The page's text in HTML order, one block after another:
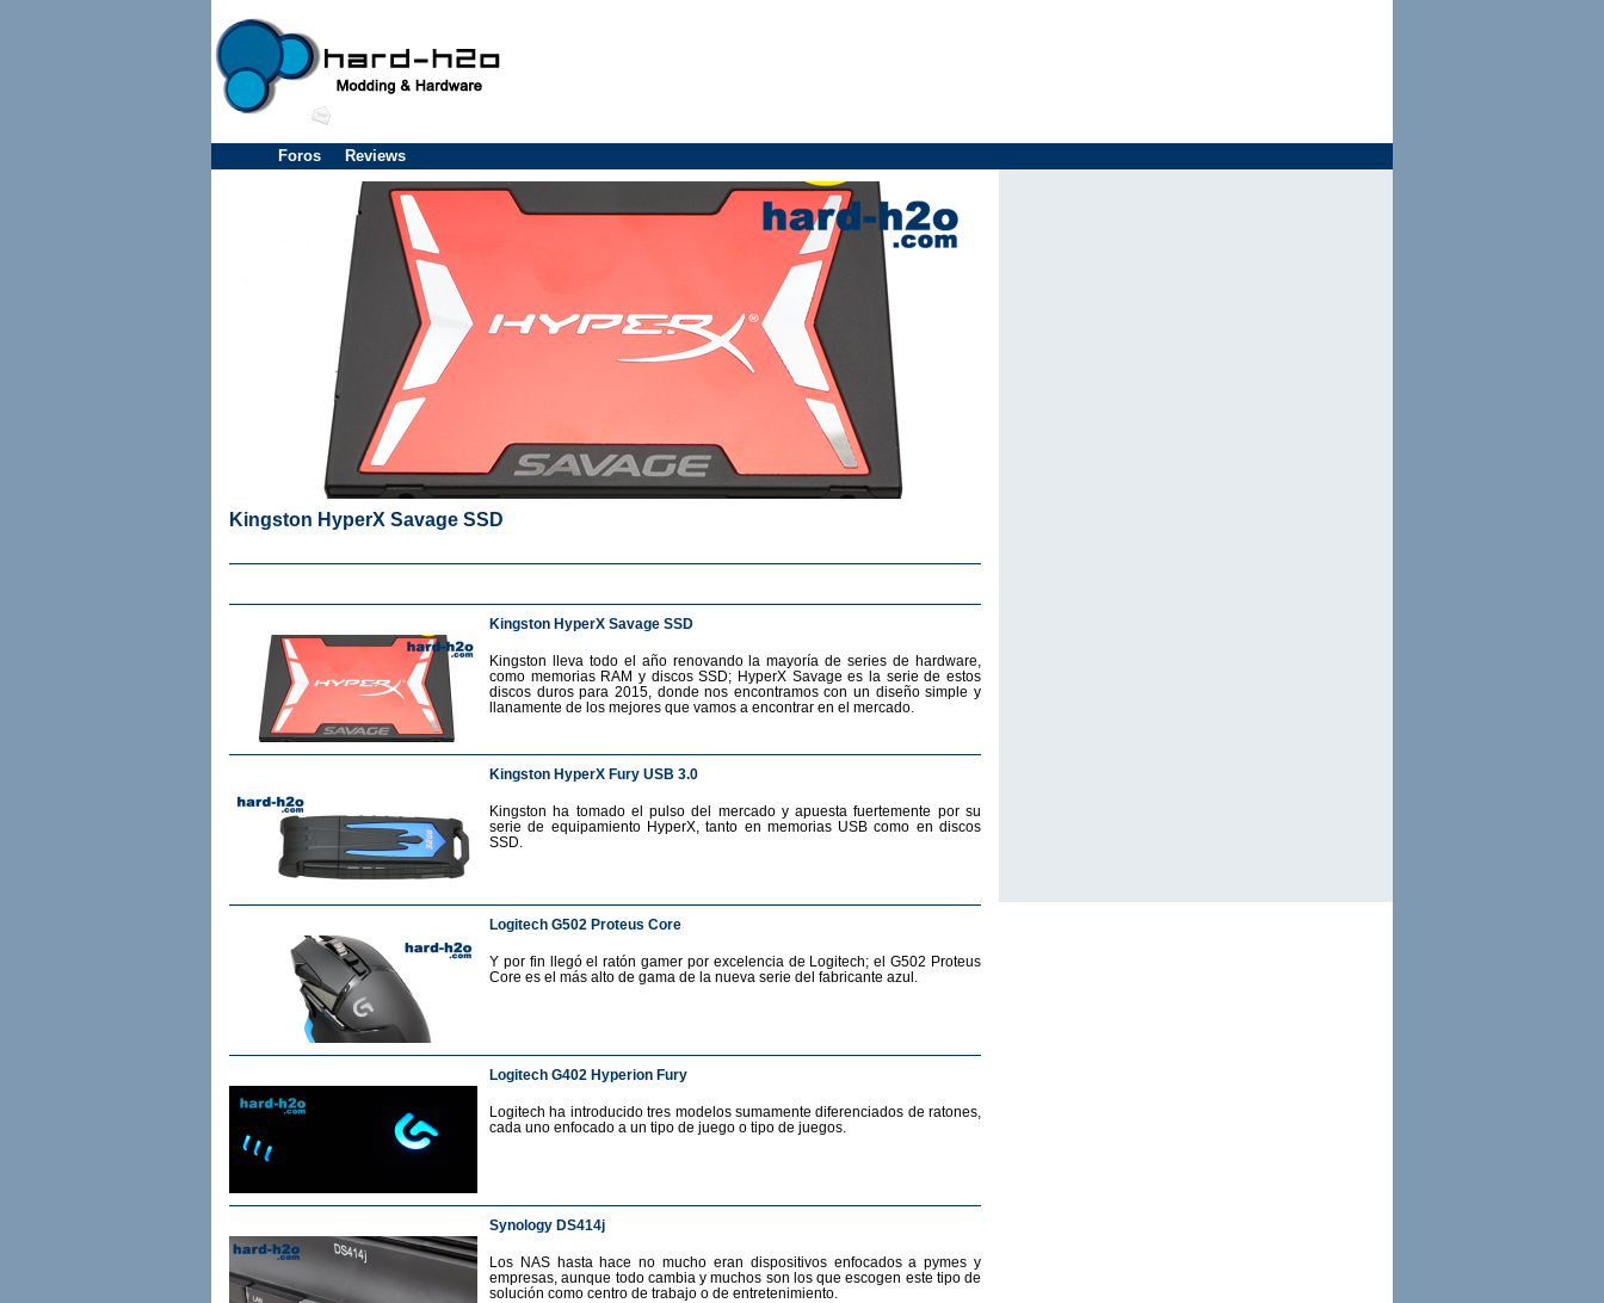
Foros Reviews
Kingston HyperX Savage SSD
Kingston HyperX Savage SSD
Kingston lleva todo el año renovando la mayoría de series de hardware,
como memorias RAM y discos SSD; HyperX Savage es la serie de estos
discos duros para 2015, donde nos encontramos con un diseño simple y
llanamente de los mejores que vamos a encontrar en el mercado.
Kingston HyperX Fury USB 3.0
Kingston ha tomado el pulso del mercado y apuesta fuertemente por su
serie de equipamiento HyperX, tanto en memorias USB como en discos
SSD.
Logitech G502 Proteus Core
Y por fin llegó el ratón gamer por excelencia de Logitech; el G502 Proteus
Core es el más alto de gama de la nueva serie del fabricante azul.
Logitech G402 Hyperion Fury
Logitech ha introducido tres modelos sumamente diferenciados de ratones,
cada uno enfocado a un tipo de juego o tipo de juegos.
Synology DS414j
Los NAS hasta hace no mucho eran dispositivos enfocados a pymes y
empresas, aunque todo cambia y muchos son los que escogen este tipo de
solución como centro de trabajo o de entretenimiento.